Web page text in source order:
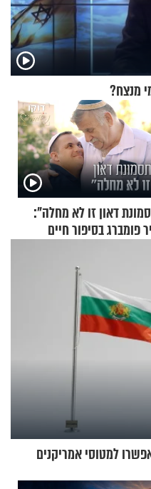
מנצח?
דאון זו לא מחלה":
פומברג בסיפור חיים
למטוסי אמריקנים